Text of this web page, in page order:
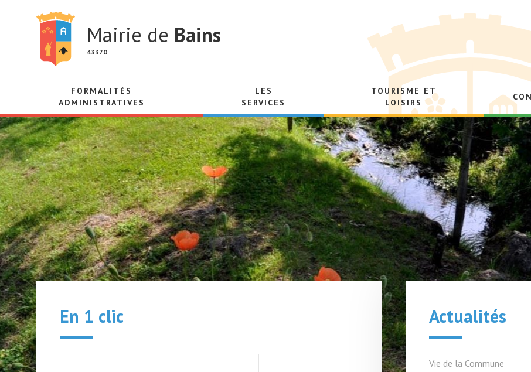
Mairie de Bains
43370
FORMALITÉS
ADMINISTRATIVES
LES
SERVICES
TOURISME ET
LOISIRS
En 1 clic Actualités
Vie de la Commune